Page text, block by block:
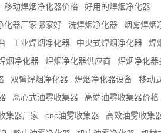
移动焊烟净化器价格
好用的焊烟净化器
化器厂家哪家好 洗焊烟净化器
烟雾焊烟
工业焊烟净化器 中央式焊烟净化器
焊
烟净化器 焊烟净化器供应商
焊烟净化器
双臂焊烟净化器 焊烟净化器设备
移动
离心式油雾收集器
高端油雾收集器价格
集器厂家 cnc油雾收集器
高效油雾收集